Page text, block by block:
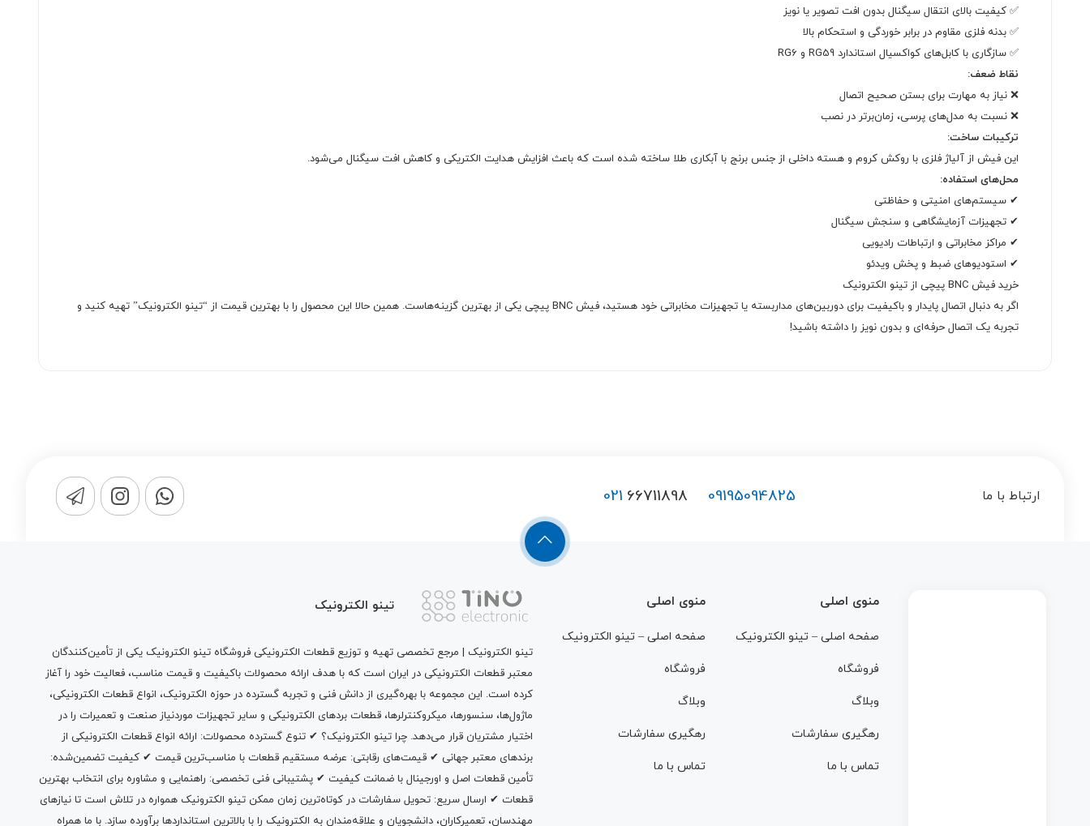
✅ کیفیت بالای انتقال سیگنال بدون افت تصویر یا نویز
✅ بدنه فلزی مقاوم در برابر خوردگی و استحکام بالا
✅ سازگاری با کابل‌های کواکسیال استاندارد RG59 و RG6
نقاط ضعف:
❌ نیاز به مهارت برای بستن صحیح اتصال
❌ نسبت به مدل‌های پرسی، زمان‌برتر در نصب
ترکیبات ساخت:
این فیش از آلیاژ فلزی با روکش کروم و هسته داخلی از جنس برنج با آبکاری طلا ساخته شده است که باعث افزایش هدایت الکتریکی و کاهش افت سیگنال می‌شود.
محل‌های استفاده:
✔ سیستم‌های امنیتی و حفاظتی
✔ تجهیزات آزمایشگاهی و سنجش سیگنال
✔ مراکز مخابراتی و ارتباطات رادیویی
✔ استودیوهای ضبط و پخش ویدئو
خرید فیش BNC پیچی از تینو الکترونیک
اگر به دنبال اتصال پایدار و باکیفیت برای دوربین‌های مداربسته یا تجهیزات مخابراتی خود هستید، فیش BNC پیچی یکی از بهترین گزینه‌هاست. همین حالا این محصول را با بهترین قیمت از “تینو الکترونیک” تهیه کنید و
تجربه یک اتصال حرفه‌ای و بدون نویز را داشته باشید!
ارتباط با ما 021 66711898 09195094825
منوی اصلی
صفحه اصلی – تینو الکترونیک
فروشگاه
وبلاگ
رهگیری سفارشات
تماس با ما
منوی اصلی
صفحه اصلی – تینو الکترونیک
فروشگاه
وبلاگ
رهگیری سفارشات
تماس با ما
تینو الکترونیک
تینو الکترونیک | مرجع تخصصی تهیه و توزیع قطعات الکترونیکی فروشگاه تینو الکترونیک یکی از تأمین‌کنندگان
معتبر قطعات الکترونیکی در ایران است که با هدف ارائه محصولات باکیفیت و قیمت مناسب، فعالیت خود را آغاز
کرده است. این مجموعه با بهره‌گیری از دانش فنی و تجربه گسترده در حوزه الکترونیک، انواع قطعات الکترونیکی،
ماژول‌ها، سنسورها، میکروکنترلرها، قطعات بردهای الکترونیکی و سایر تجهیزات موردنیاز صنعت و تعمیرات را در
اختیار مشتریان قرار می‌دهد. چرا تینو الکترونیک؟ ✔ تنوع گسترده محصولات: ارائه انواع قطعات الکترونیکی از
برندهای معتبر جهانی ✔ قیمت‌های رقابتی: عرضه مستقیم قطعات با مناسب‌ترین قیمت ✔ کیفیت تضمین‌شده:
تأمین قطعات اصل و اورجینال با ضمانت کیفیت ✔ پشتیبانی فنی تخصصی: راهنمایی و مشاوره برای انتخاب بهترین
قطعات ✔ ارسال سریع: تحویل سفارشات در کوتاه‌ترین زمان ممکن تینو الکترونیک همواره در تلاش است تا نیازهای
مهندسان، تعمیرکاران، دانشجویان و علاقه‌مندان به الکترونیک را با بالاترین استانداردها برآورده سازد. با ما همراه